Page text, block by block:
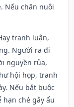
Nếu chăn nuôi
tranh luận,
Người ra đi
nguyền rủa,
hội họp, tranh
Nếu bắt buộc
ché gây ẩu